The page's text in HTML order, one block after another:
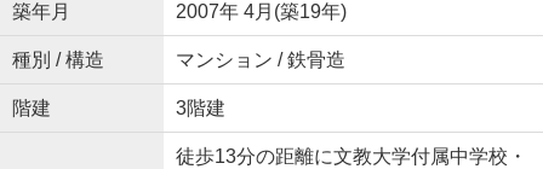
築年月 2007年 4月(築19年)
種別 / 構造 マンション / 鉄骨造
階建 3階建
徒歩13分の距離に文教大学付属中学校・